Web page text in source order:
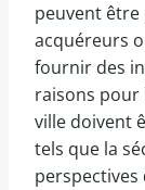
peuvent
acquéreurs
fournir des
raisons pour
ville doivent
tels que la
perspectives